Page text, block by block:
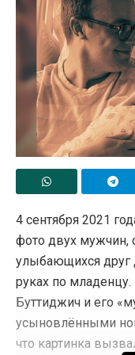
миллионов
полученный ими от
Кстати, Human
всем нам хорошо
занимают
политическим
для вида
И это далеко не
сети», финансово
Джорджа Сороса.
Таким образом,
влияния
ставят себе целью
ценности и
4 сентября 2021
фото двух мужчин,
улыбающихся друг
руках по
Буттиджич и его
усыновлёнными
что картинка